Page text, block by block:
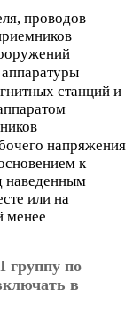
проводов
станций и
напряжения
к
наведенным
или на
менее
группу по
в